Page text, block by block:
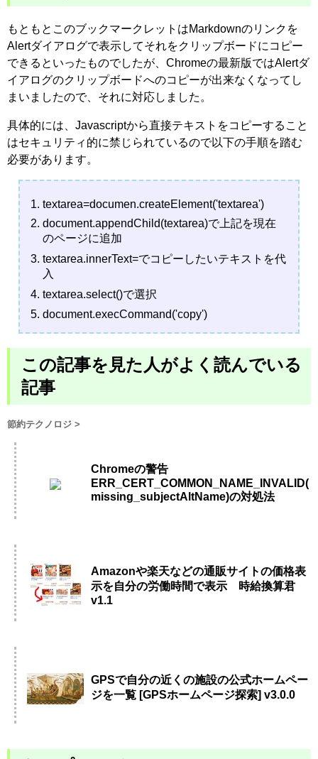
もともとこのブックマークレットはMarkdownのリンクを
Alertダイアログで表示してそれをクリップボードにコピー
できるといったものでしたが、Chromeの最新版ではAlertダ
イアログのクリップボードへのコピーが出来なくなってし
まいましたので、それに対応しました。
具体的には、Javascriptから直接テキストをコピーすること
はセキュリティ的に禁じられているので以下の手順を踏む
必要があります。
textarea=documen.createElement('textarea')
document.appendChild(textarea)で上記を現在
のページに追加
textarea.innerText=でコピーしたいテキストを代
入
textarea.select()で選択
document.execCommand('copy')
この記事を見た人がよく読んでいる
記事
節約テクノロジ >
Chromeの警告
ERR_CERT_COMMON_NAME_INVALID(
missing_subjectAltName)の対処法
Amazonや楽天などの通販サイトの価格表
示を自分の労働時間で表示 時給換算君
v1.1
GPSで自分の近くの施設の公式ホームペー
ジを一覧 [GPSホームページ探索] v3.0.0